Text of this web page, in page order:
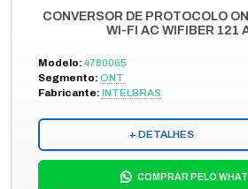
CONVERSOR DE PROTOCOLO
WI-FI AC WIFIBER 121
Modelo: 4780065
Segmento: ONT
Fabricante: INTELBRAS
+ DETALHES
COMPRAR PELO